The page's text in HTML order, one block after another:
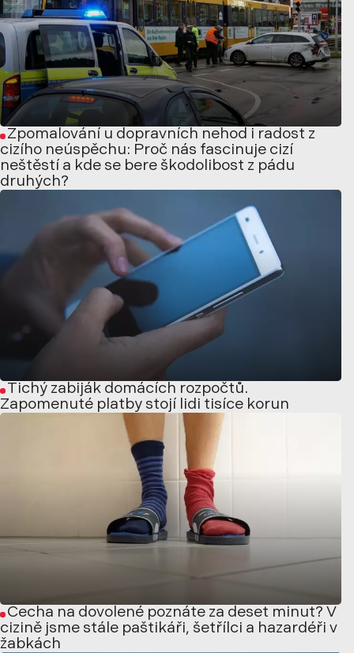
Zpomalování u dopravních nehod i radost z
cizího neúspěchu: Proč nás fascinuje cizí
neštěstí a kde se bere škodolibost z pádu
druhých?
Tichý zabiják domácích rozpočtů.
Zapomenuté platby stojí lidi tisíce korun
Čecha na dovolené poznáte za deset minut? V
cizině jsme stále paštikáři, šetřílci a hazardéři v
žabkách